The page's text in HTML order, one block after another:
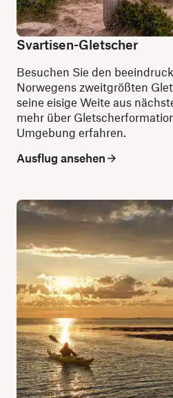
Svartisen-Gletscher
Besuchen Sie den
Norwegens zweitgrößten
seine eisige Weite aus
mehr über
Umgebung erfahren.
Ausflug ansehen